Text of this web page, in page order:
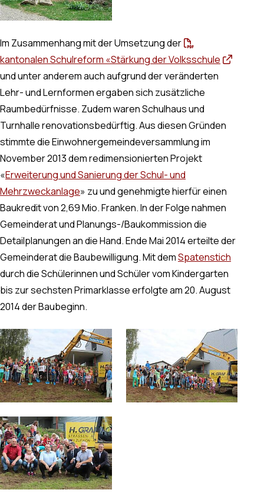
Im Zusammenhang mit der Umsetzung der
kantonalen Schulreform «Stärkung der Volksschule
und unter anderem auch aufgrund der veränderten
Lehr- und Lernformen ergaben sich zusätzliche
Raumbedürfnisse. Zudem waren Schulhaus und
Turnhalle renovationsbedürftig. Aus diesen Gründen
stimmte die Einwohnergemeindeversammlung im
November 2013 dem redimensionierten Projekt
«Erweiterung und Sanierung der Schul- und
Mehrzweckanlage» zu und genehmigte hierfür einen
Baukredit von 2,69 Mio. Franken. In der Folge nahmen
Gemeinderat und Planungs-/Baukommission die
Detailplanungen an die Hand. Ende Mai 2014 erteilte der
Gemeinderat die Baubewilligung. Mit demSpatenstich
durch die Schülerinnen und Schüler vom Kindergarten
bis zur sechsten Primarklasse erfolgte am 20. August
2014 der Baubeginn.